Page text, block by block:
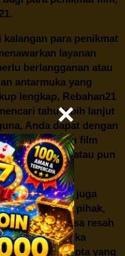
para penikmat
layanan
berlangganan atau
antarmuka yang
lengkap, Rebahan21
tahu lebih lanjut
Anda dapat dengan
baik itu film
sedang hits, atau pun
terbaik.
Rebahan21juga
film. Banyak pihak,
cipta, merasa resah
ini. Mereka
hak cipta yang